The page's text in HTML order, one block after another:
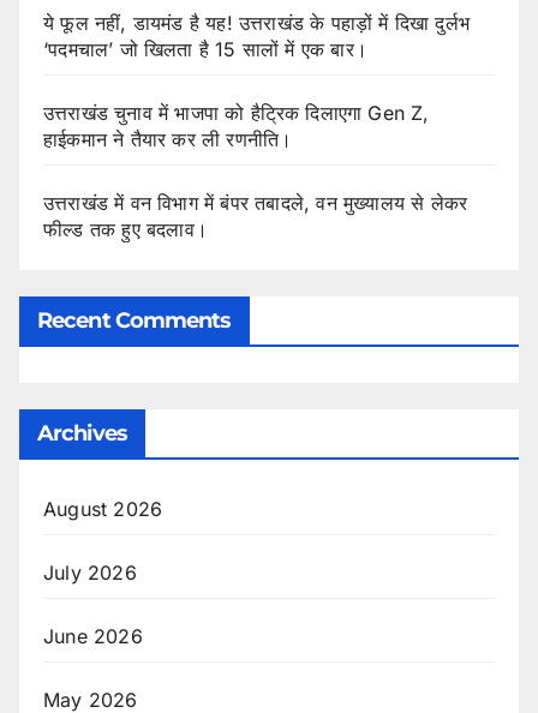
ये फूल नहीं, डायमंड है यह! उत्तराखंड के पहाड़ों में दिखा दुर्लभ
‘पदमचाल’ जो खिलता है 15 सालों में एक बार।
उत्तराखंड चुनाव में भाजपा को हैट्रिक दिलाएगा Gen Z,
हाईकमान ने तैयार कर ली रणनीति।
उत्तराखंड में वन विभाग में बंपर तबादले, वन मुख्यालय से लेकर
फील्ड तक हुए बदलाव।
Recent Comments
Archives
August 2026
July 2026
June 2026
May 2026